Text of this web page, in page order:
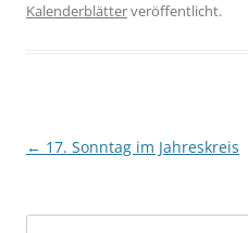
Kalenderblätterveröffentlicht.
Beitragsnavigation
← 17. Sonntag im Jahreskreis